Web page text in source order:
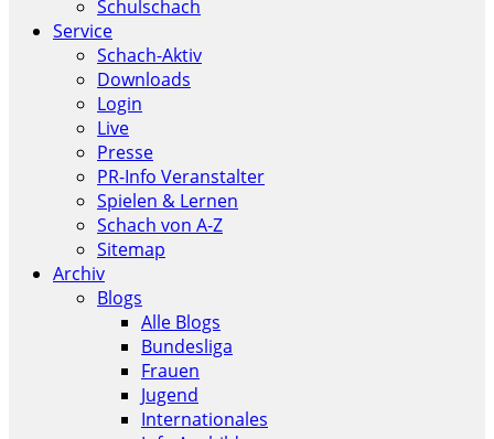
Schulschach
Service
Schach-Aktiv
Downloads
Login
Live
Presse
PR-Info Veranstalter
Spielen & Lernen
Schach von A-Z
Sitemap
Archiv
Blogs
Alle Blogs
Bundesliga
Frauen
Jugend
Internationales